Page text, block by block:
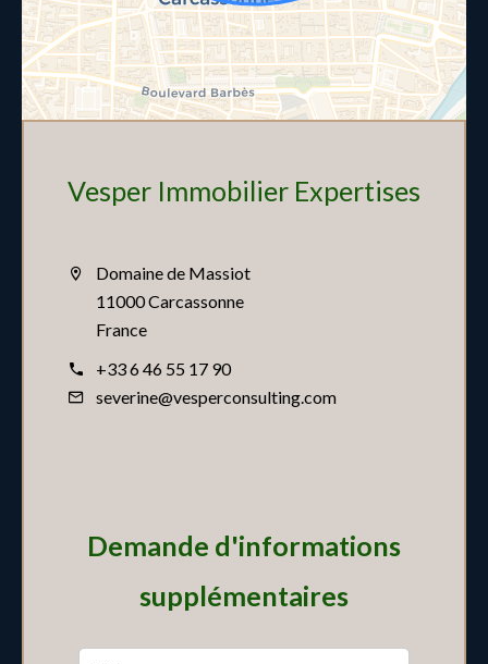
Vesper Immobilier Expertises
Domaine de Massiot
11000 Carcassonne
France
+33 6 46 55 17 90
severine@vesperconsulting.com
Demande d'informations
supplémentaires